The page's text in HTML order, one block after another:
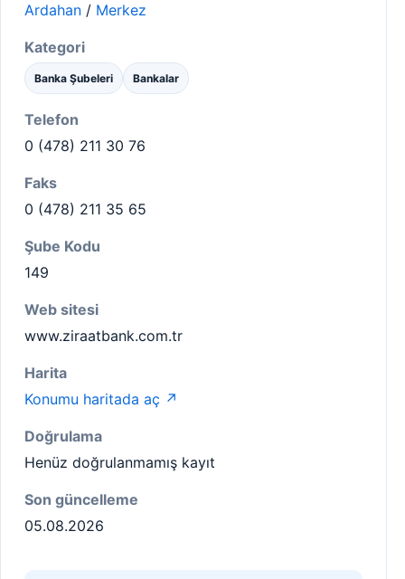
Ardahan / Merkez
Kategori
Banka Şubeleri Bankalar
Telefon
0 (478) 211 30 76
Faks
0 (478) 211 35 65
Şube Kodu
149
Web sitesi
www.ziraatbank.com.tr
Harita
Konumu haritada aç ↗
Doğrulama
Henüz doğrulanmamış kayıt
Son güncelleme
05.08.2026